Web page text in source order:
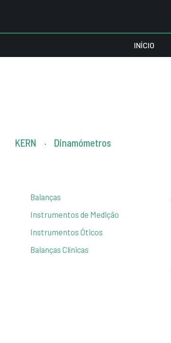
INÍCIO
KERN . Dinamómetros
Balanças
Instrumentos de Medição
Instrumentos Óticos
Balanças Clínicas